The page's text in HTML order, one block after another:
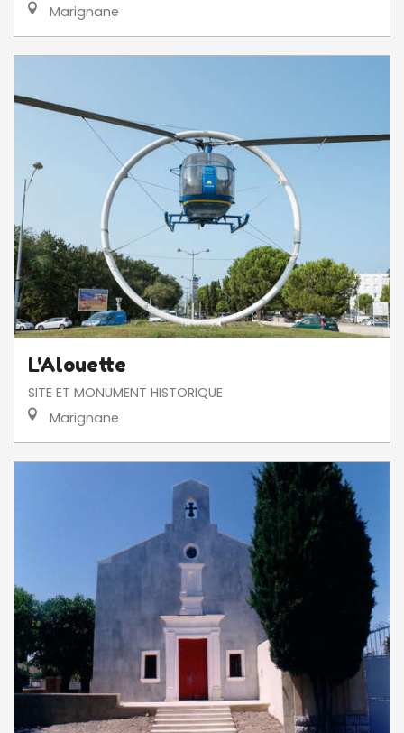
Marignane
L'Alouette
SITE ET MONUMENT HISTORIQUE
Marignane